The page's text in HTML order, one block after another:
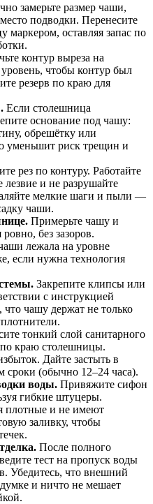
замерьте размер чаши,
подводки. Перенесите
оставляя запас по
контур выреза на
чтобы контур был
резерв по краю для
Если столешница
основание под чашу:
обрешётку или
уменьшит риск трещин и
рез по контуру. Работайте
лезвие и не разрушайте
мелкие шаги и пыли —
чаши.
Примерьте чашу и
без зазоров.
лежала на уровне
если нужна технология
Закрепите клипсы или
с инструкцией
что чашу держат не только
тонкий слой санитарного
краю столешницы.
Дайте застыть в
сроки (обычно 12–24 часа).
воды. Привяжите сифон
гибкие штуцеры.
плотные и не имеют
заливку, чтобы
После полного
тест на пропуск воды
Убедитесь, что внешний
и ничто не мешает